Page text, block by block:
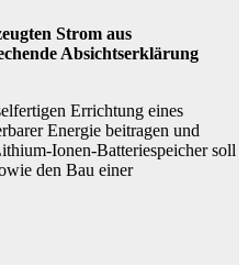
Strom aus
Absichtserklärung
Errichtung eines
Energie beitragen und
Ionen-Batteriespeicher soll
den Bau einer